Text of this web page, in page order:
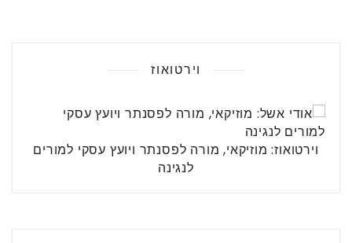
וירטואוז
וירטואוז: מוזיקאי, מורה לפסנתר ויועץ עסקי למורים
לנגינה